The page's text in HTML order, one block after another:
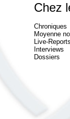
Chez
Chroniques
Moyenne
Live-Reports
Interviews
Dossiers